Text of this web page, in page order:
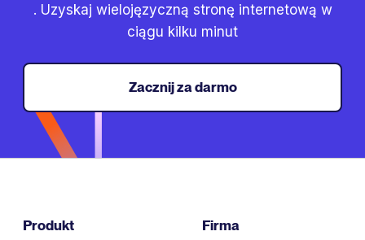
. Uzyskaj wielojęzyczną stronę internetową w
ciągu kilku minut
Zacznij za darmo
Produkt Firma